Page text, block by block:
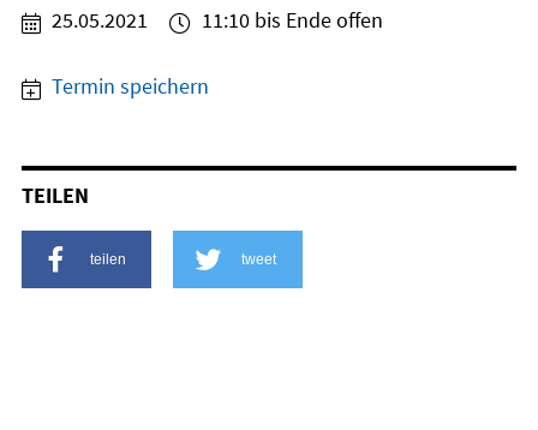
25.05.2021
11:10 bis Ende offen
Termin speichern
TEILEN
teilen tweet